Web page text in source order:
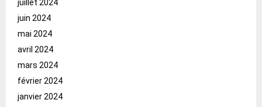
juillet 2024
juin 2024
mai 2024
avril 2024
mars 2024
février 2024
janvier 2024